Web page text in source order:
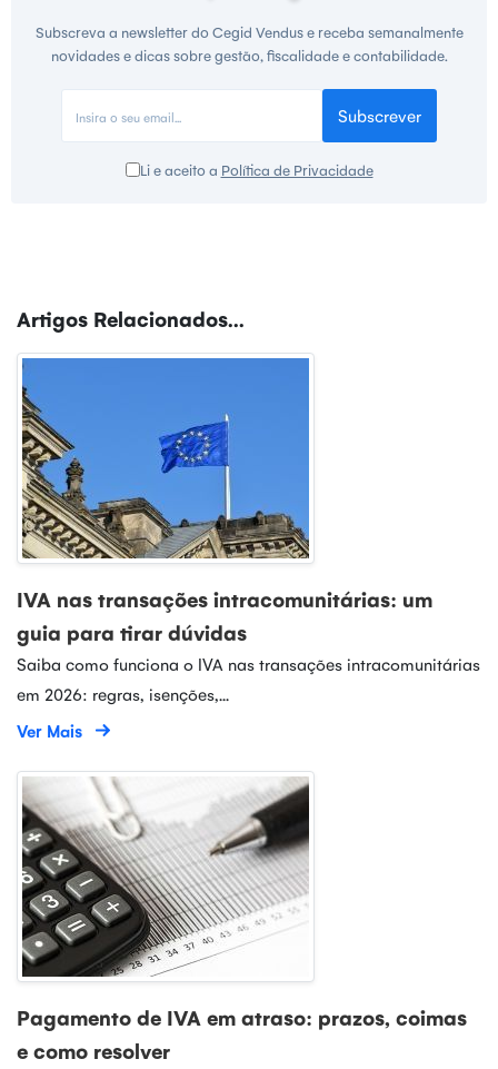
Subscreva a newsletter do Cegid Vendus e receba semanalmente
novidades e dicas sobre gestão, fiscalidade e contabilidade.
Subscrever
Li e aceito a Política de Privacidade
Artigos Relacionados...
IVA nas transações intracomunitárias: um
guia para tirar dúvidas
Saiba como funciona o IVA nas transações intracomunitárias
em 2026: regras, isenções,...
Ver Mais
Pagamento de IVA em atraso: prazos, coimas
e como resolver